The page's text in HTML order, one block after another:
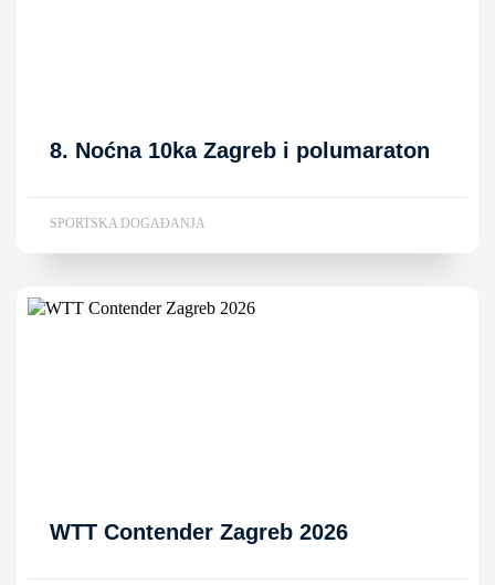
8. Noćna 10ka Zagreb i polumaraton
SPORTSKA DOGAĐANJA
WTT Contender Zagreb 2026